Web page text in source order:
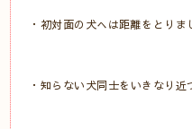
・初対面の犬へは距離をとりま
・知らない犬同士をいきなり近